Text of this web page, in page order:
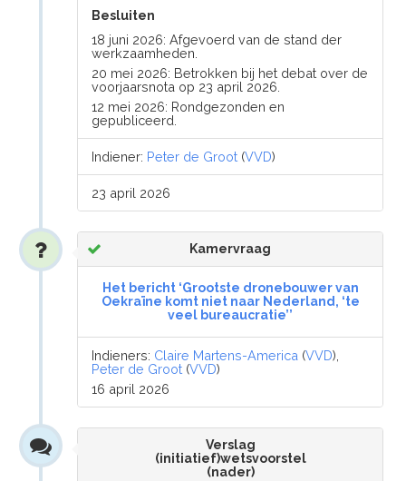
Besluiten
18 juni 2026: Afgevoerd van de stand der
werkzaamheden.
20 mei 2026: Betrokken bij het debat over de
voorjaarsnota op 23 april 2026.
12 mei 2026: Rondgezonden en
gepubliceerd.
Indiener: Peter de Groot (VVD)
23 april 2026
Kamervraag
Het bericht ‘Grootste dronebouwer van
Oekraïne komt niet naar Nederland, ‘te
veel bureaucratie’’
Indieners: Claire Martens-America (VVD),
Peter de Groot (VVD)
16 april 2026
Verslag
(initiatief)wetsvoorstel
(nader)